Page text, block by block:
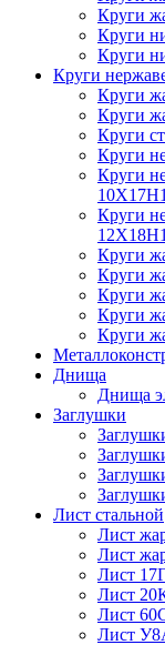
Круги
Круги
Круги
Круги
Круги
Круги
Круги
Круги
Круги
Круги
Круги
Круги
Круги
Круги
Круги
Днища
Днища
Заглушки
Лист стальной
Лист
Лист
Лист
Лист
Лист
Лист